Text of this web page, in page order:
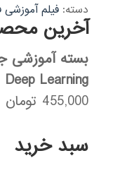
دسته: فیلم
آخرین
بسته آموزشی
Deep Learning
455,000 تومان
سبد خرید